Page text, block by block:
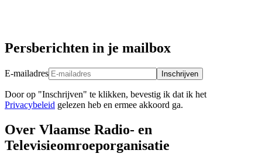
Persberichten in je mailbox
E-mailadres Inschrijven
Door op "Inschrijven" te klikken, bevestig ik dat ik het
Privacybeleid gelezen heb en ermee akkoord ga.
Over Vlaamse Radio- en
Televisieomroeporganisatie